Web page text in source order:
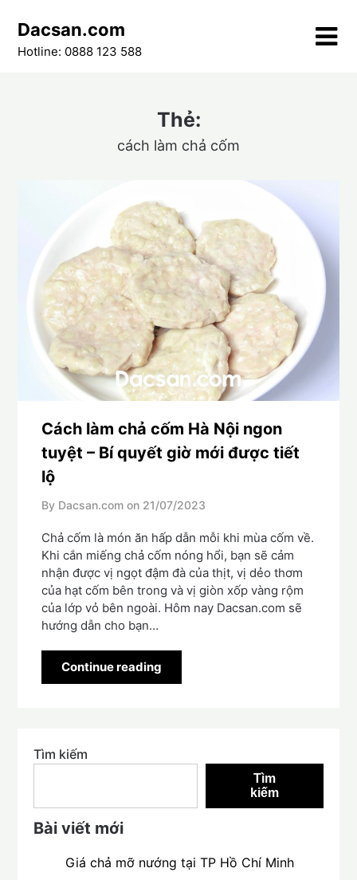
content
Dacsan.com
Hotline: 0888 123 588
Thẻ:
cách làm chả cốm
Cách làm chả cốm Hà Nội ngon
tuyệt – Bí quyết giờ mới được tiết
lộ
By Dacsan.com on 21/07/2023
Chả cốm là món ăn hấp dẫn mỗi khi mùa cốm về.
Khi cắn miếng chả cốm nóng hổi, bạn sẽ cảm
nhận được vị ngọt đậm đà của thịt, vị dẻo thơm
của hạt cốm bên trong và vị giòn xốp vàng rộm
của lớp vỏ bên ngoài. Hôm nay Dacsan.com sẽ
hướng dẫn cho bạn…
Continue reading
Tìm kiếm
Tìm
kiếm
Bài viết mới
Giá chả mỡ nướng tại TP Hồ Chí Minh